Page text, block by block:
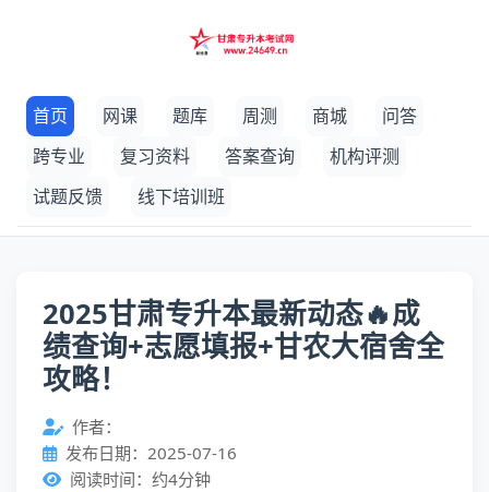
首页 网课 题库 周测 商城
问答
跨专业
复习资料 答案查询
机构评测
试题反馈
线下培训班
2025甘肃专升本最新动态🔥成
绩查询+志愿填报+甘农大宿舍全
攻略！
作者：
发布日期：2025-07-16
阅读时间：约4分钟